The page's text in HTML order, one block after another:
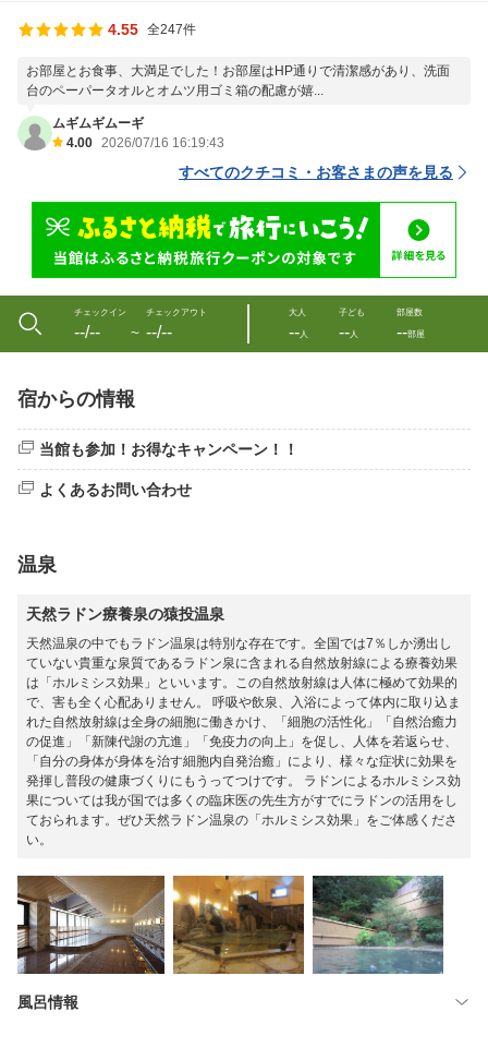
4.55 全247件
お部屋とお食事、大満足でした！お部屋はHP通りで清潔感があり、洗面
台のペーパータオルとオムツ用ゴミ箱の配慮が嬉...
ムギムギムーギ
4.00 2026/07/16 16:19:43
すべてのクチコミ・お客さまの声を見る
チェックイン
--/-- 〜
チェックアウト
--/--
大人
--人
子ども
--人
部屋数
--部屋
宿からの情報
当館も参加！お得なキャンペーン！！
よくあるお問い合わせ
温泉
天然ラドン療養泉の猿投温泉
天然温泉の中でもラドン温泉は特別な存在です。全国では7％しか湧出し
ていない貴重な泉質であるラドン泉に含まれる自然放射線による療養効果
は「ホルミシス効果」といいます。この自然放射線は人体に極めて効果的
で、害も全く心配ありません。 呼吸や飲泉、入浴によって体内に取り込ま
れた自然放射線は全身の細胞に働きかけ、「細胞の活性化」「自然治癒力
の促進」「新陳代謝の亢進」「免疫力の向上」を促し、人体を若返らせ、
「自分の身体が身体を治す細胞内自発治癒」により、様々な症状に効果を
発揮し普段の健康づくりにもうってつけです。 ラドンによるホルミシス効
果については我が国では多くの臨床医の先生方がすでにラドンの活用をし
ておられます。ぜひ天然ラドン温泉の「ホルミシス効果」をご体感くださ
い。
風呂情報